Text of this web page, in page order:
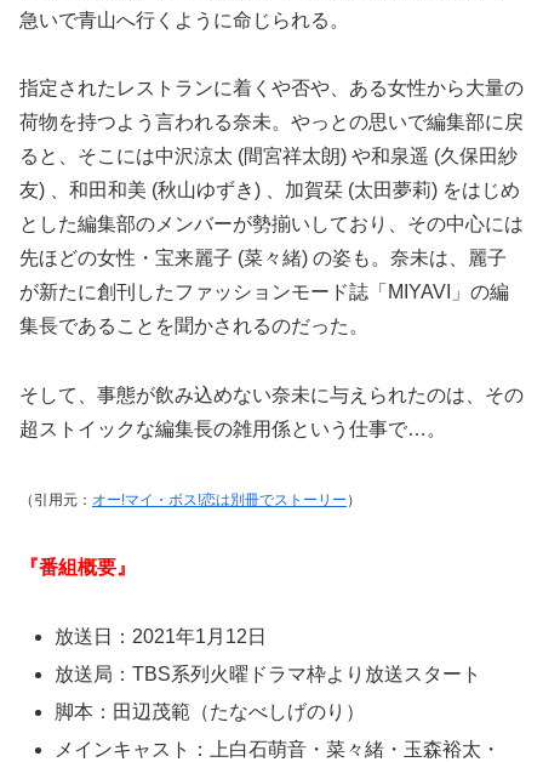
急いで青山へ行くように命じられる。
指定されたレストランに着くや否や、ある女性から大量の
荷物を持つよう言われる奈未。やっとの思いで編集部に戻
ると、そこには中沢涼太 (間宮祥太朗) や和泉遥 (久保田紗
友) 、和田和美 (秋山ゆずき) 、加賀栞 (太田夢莉) をはじめ
とした編集部のメンバーが勢揃いしており、その中心には
先ほどの女性・宝来麗子 (菜々緒) の姿も。奈未は、麗子
が新たに創刊したファッションモード誌「MIYAVI」の編
集長であることを聞かされるのだった。
そして、事態が飲み込めない奈未に与えられたのは、その
超ストイックな編集長の雑用係という仕事で…。
（引用元： オー!マイ・ボス!恋は別冊でストーリー ）
『番組概要』
放送日：2021年1月12日
放送局：TBS系列火曜ドラマ枠より放送スタート
脚本：田辺茂範（たなべしげのり）
メインキャスト：上白石萌音・菜々緒・玉森裕太・